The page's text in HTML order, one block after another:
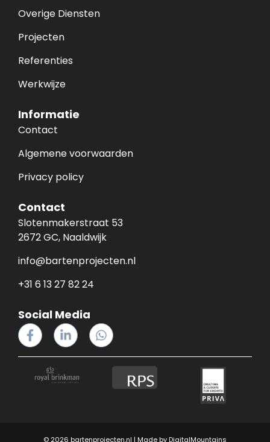
Overige Diensten
Projecten
Referenties
Werkwijze
Informatie
Contact
Algemene voorwaarden
Privacy policy
Contact
Slotenmakerstraat 53
2672 GC, Naaldwijk
info@bartenprojecten.nl
+31 6 13 27 82 24
Social Media
© 2026 bartenprojecten.nl | Made by DigitalMountains